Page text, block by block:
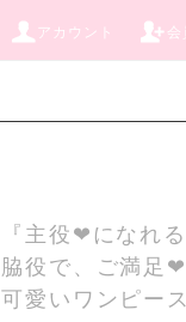
アカウント 会
『主役❤になれ
脇役で、ご満足
可愛いワンピー